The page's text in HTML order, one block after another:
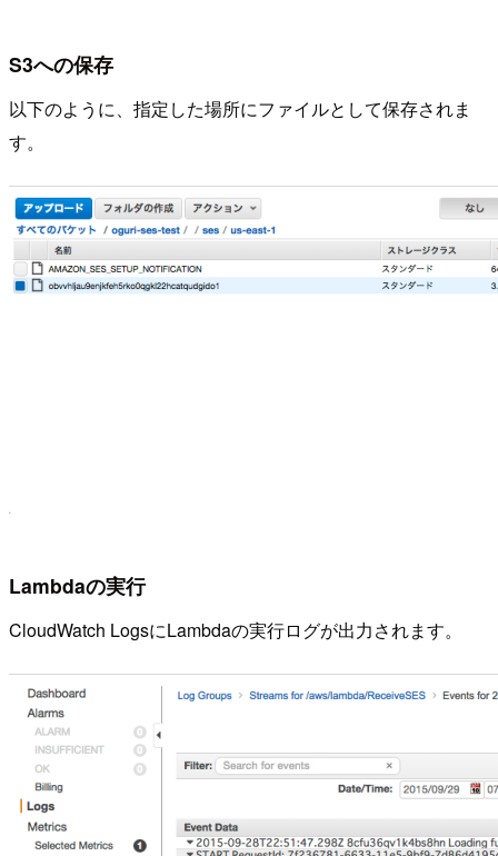
S3への保存
以下のように、指定した場所にファイルとして保存されま
す。
Lambdaの実行
CloudWatch LogsにLambdaの実行ログが出力されます。